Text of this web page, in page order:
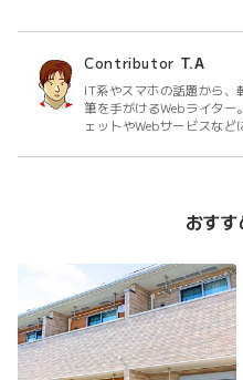
Contributor T.A
IT系やスマホの話題から、
筆を手がけるWebライタ
ェットやWebサービスなど
おす